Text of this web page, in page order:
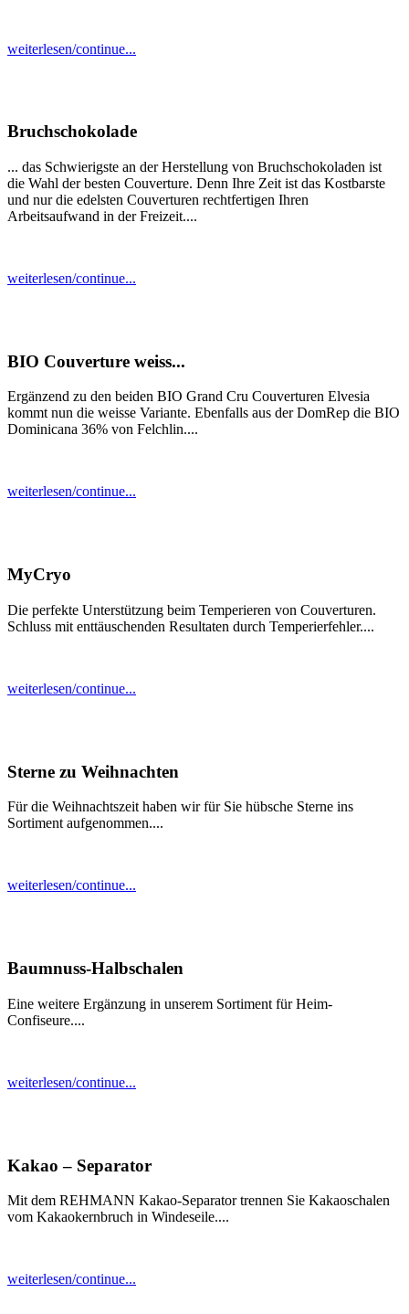
weiterlesen/continue...
Bruchschokolade
... das Schwierigste an der Herstellung von Bruchschokoladen ist
die Wahl der besten Couverture. Denn Ihre Zeit ist das Kostbarste
und nur die edelsten Couverturen rechtfertigen Ihren
Arbeitsaufwand in der Freizeit....
weiterlesen/continue...
BIO Couverture weiss...
Ergänzend zu den beiden BIO Grand Cru Couverturen Elvesia
kommt nun die weisse Variante. Ebenfalls aus der DomRep die BIO
Dominicana 36% von Felchlin....
weiterlesen/continue...
MyCryo
Die perfekte Unterstützung beim Temperieren von Couverturen.
Schluss mit enttäuschenden Resultaten durch Temperierfehler....
weiterlesen/continue...
Sterne zu Weihnachten
Für die Weihnachtszeit haben wir für Sie hübsche Sterne ins
Sortiment aufgenommen....
weiterlesen/continue...
Baumnuss-Halbschalen
Eine weitere Ergänzung in unserem Sortiment für Heim-
Confiseure....
weiterlesen/continue...
Kakao – Separator
Mit dem REHMANN Kakao-Separator trennen Sie Kakaoschalen
vom Kakaokernbruch in Windeseile....
weiterlesen/continue...